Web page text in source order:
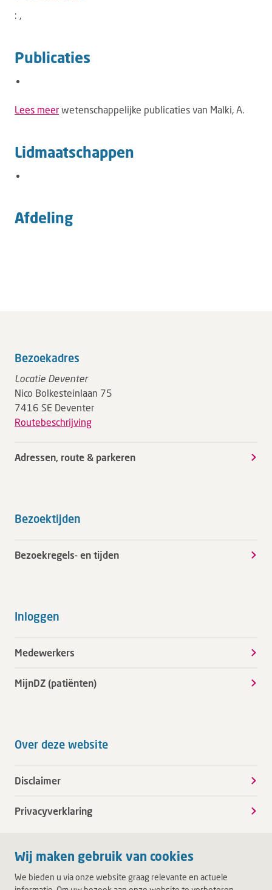
Wij maken gebruik van cookies
We bieden u via onze website graag relevante en actuele
: ,
Publicaties
Lees meer wetenschappelijke publicaties van Malki, A.
Lidmaatschappen
Afdeling
Bezoekadres
Locatie Deventer
Nico Bolkesteinlaan 75
7416 SE Deventer
Routebeschrijving
Adressen, route & parkeren
Bezoektijden
Bezoekregels- en tijden
Inloggen
Medewerkers
MijnDZ (patiënten)
Over deze website
Disclaimer
Privacyverklaring